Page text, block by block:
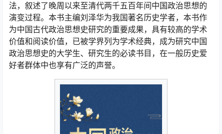
法，叙述了晚周以来至清代两千五百年间中国政治思想的
演变过程。本书主编刘泽华为我国著名历史学者，本书作
为中国古代政治思想史研究的重要成果，具有较高的学术
价值和阅读价值，已被学界列为学术经典，成为研究中国
政治思想史的大学生、研究生的必读书目，在一般历史爱
好者群体中也享有广泛的声誉。